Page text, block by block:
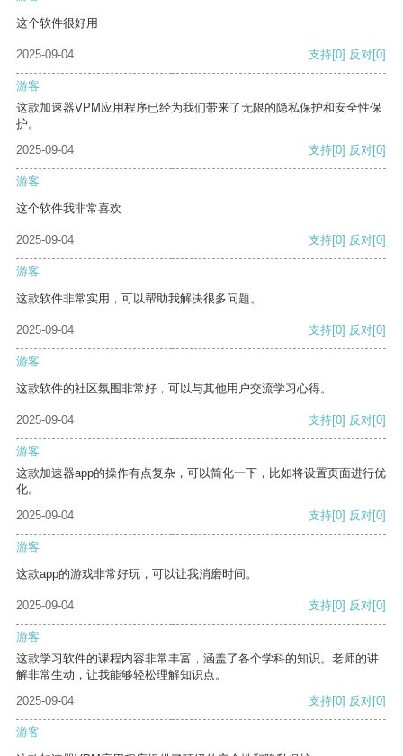
这个软件很好用
2025-09-04 支持[0] 反对[0]
游客
这款加速器VPM应用程序已经为我们带来了无限的隐私保护和安全性保
护。
2025-09-04
支持[0] 反对[0]
游客
这个软件我非常喜欢
2025-09-04 支持[0] 反对[0]
游客
这款软件非常实用，可以帮助我解决很多问题。
2025-09-04 支持[0] 反对[0]
游客
这款软件的社区氛围非常好，可以与其他用户交流学习心得。
2025-09-04 支持[0] 反对[0]
游客
这款加速器app的操作有点复杂，可以简化一下，比如将设置页面进行优
化。
2025-09-04
支持[0] 反对[0]
游客
这款app的游戏非常好玩，可以让我消磨时间。
2025-09-04 支持[0] 反对[0]
游客
这款学习软件的课程内容非常丰富，涵盖了各个学科的知识。老师的讲
解非常生动，让我能够轻松理解知识点。
2025-09-04
支持[0] 反对[0]
游客